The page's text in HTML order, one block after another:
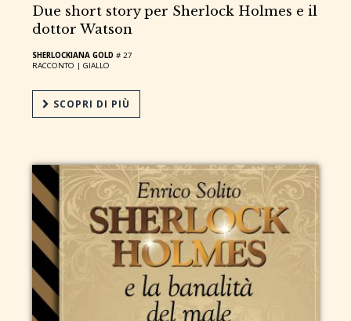
Due short story per Sherlock Holmes e il
dottor Watson
SHERLOCKIANA GOLD # 27
RACCONTO |GIALLO
SCOPRI DI PIÙ